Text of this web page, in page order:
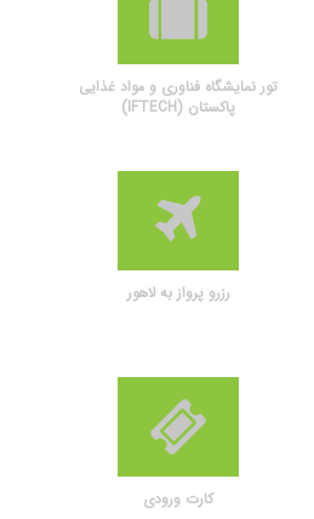
تور نمایشگاه فناوری و مواد غذایی
پاکستان (IFTECH)
رزرو پرواز به لاهور
کارت ورودی